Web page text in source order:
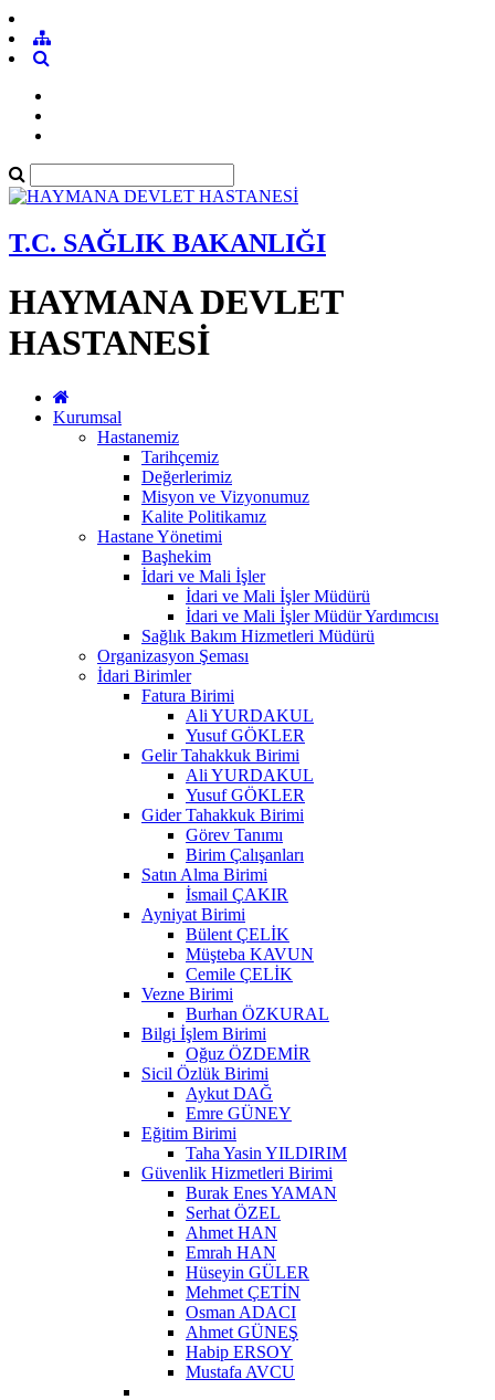
T.C. SAĞLIK BAKANLIĞI
HAYMANA DEVLET
HASTANESİ
Kurumsal
Hastanemiz
Tarihçemiz
Değerlerimiz
Misyon ve Vizyonumuz
Kalite Politikamız
Hastane Yönetimi
Başhekim
İdari ve Mali İşler
İdari ve Mali İşler Müdürü
İdari ve Mali İşler Müdür Yardımcısı
Sağlık Bakım Hizmetleri Müdürü
Organizasyon Şeması
İdari Birimler
Fatura Birimi
Ali YURDAKUL
Yusuf GÖKLER
Gelir Tahakkuk Birimi
Ali YURDAKUL
Yusuf GÖKLER
Gider Tahakkuk Birimi
Görev Tanımı
Birim Çalışanları
Satın Alma Birimi
İsmail ÇAKIR
Ayniyat Birimi
Bülent ÇELİK
Müşteba KAVUN
Cemile ÇELİK
Vezne Birimi
Burhan ÖZKURAL
Bilgi İşlem Birimi
Oğuz ÖZDEMİR
Sicil Özlük Birimi
Aykut DAĞ
Emre GÜNEY
Eğitim Birimi
Taha Yasin YILDIRIM
Güvenlik Hizmetleri Birimi
Burak Enes YAMAN
Serhat ÖZEL
Ahmet HAN
Emrah HAN
Hüseyin GÜLER
Mehmet ÇETİN
Osman ADACI
Ahmet GÜNEŞ
Habip ERSOY
Mustafa AVCU